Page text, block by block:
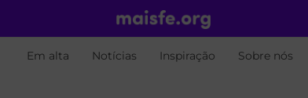
Em alta Notícias Inspiração Sobre nós